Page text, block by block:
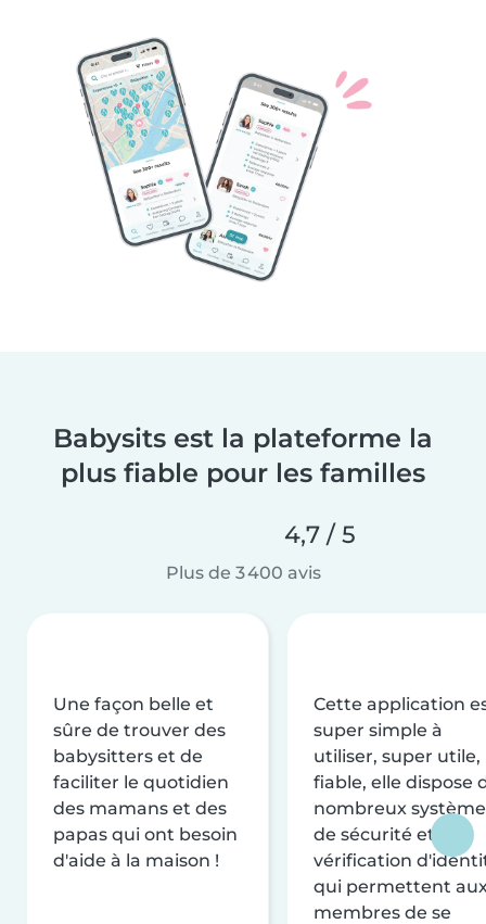
Babysits est la plateforme la
plus fiable pour les familles
4,7 / 5
Plus de 3 400 avis
Une façon belle et
sûre de trouver des
babysitters et de
faciliter le quotidien
des mamans et des
papas qui ont besoin
d'aide à la maison !
Cette application
super simple à
utiliser, super utile,
fiable, elle dispose
nombreux
de sécurité et de
vérification
qui permettent
membres de se